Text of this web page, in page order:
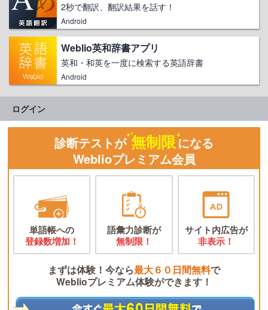
2秒で翻訳、翻訳結果を話す！
Android
Weblio英和辞書アプリ
英和・和英を一度に検索する英語辞書
Android
ログイン
診断テストが 無制限になる
Weblioプレミアム会員
単語帳への
登録数増加！
語彙力診断が
無制限！
サイト内広告が
非表示！
まずは体験！今なら最大６０日間無料で
Weblioプレミアム体験ができます！